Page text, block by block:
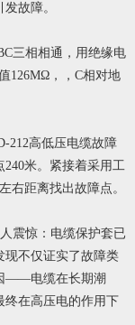
故障。
三相相通，用绝缘电
126MΩ，，C相对地
212高低压电缆故障
米。紧接着采用工
右距离找出故障点。
震惊：电缆保护套已
现不仅证实了故障类
——电缆在长期潮
终在高压电的作用下